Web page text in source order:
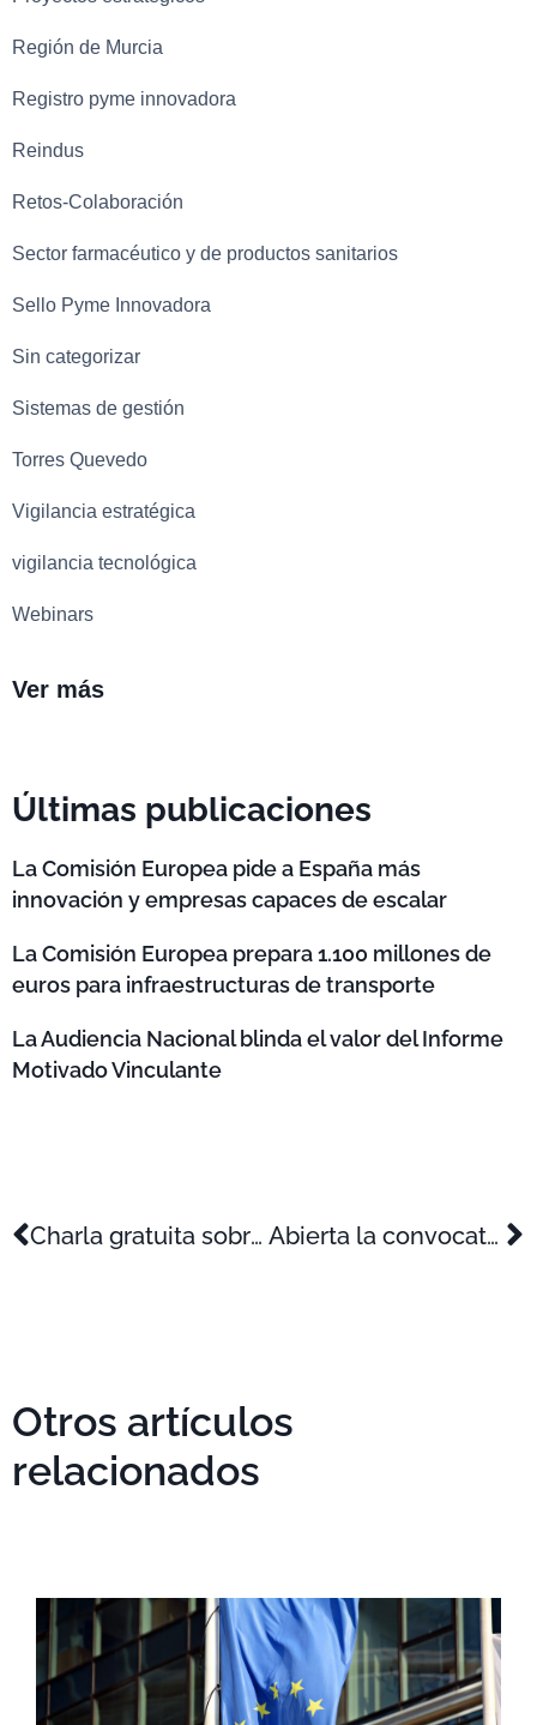
Región de Murcia
Registro pyme innovadora
Reindus
Retos-Colaboración
Sector farmacéutico y de productos sanitarios
Sello Pyme Innovadora
Sin categorizar
Sistemas de gestión
Torres Quevedo
Vigilancia estratégica
vigilancia tecnológica
Webinars
Ver más
Últimas publicaciones
La Comisión Europea pide a España más
innovación y empresas capaces de escalar
La Comisión Europea prepara 1.100 millones de
euros para infraestructuras de transporte
La Audiencia Nacional blinda el valor del Informe
Motivado Vinculante
Charla gratuita sobre Pyme innovadora e incentivos fiscales (25 de mayo) Abierta la convocatoria Feder Innterconecta 2016 (CDTI)
Otros artículos
relacionados